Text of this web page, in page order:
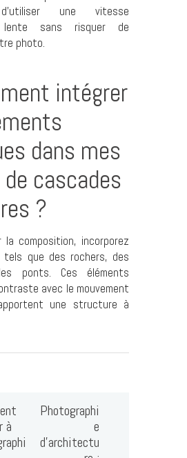
une vitesse
lente sans risquer de
photo.
intégrer
dans mes
cascades
?
la composition, incorporez
tels que des rochers, des
ponts. Ces éléments
avec le mouvement
une structure à
à
Photographi
e
d’architectu